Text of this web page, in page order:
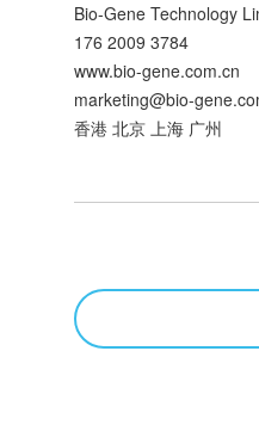
Bio-Gene Technology
176 2009 3784
www.bio-gene.com.cn
marketing@bio-
香港 北京 上海 广州